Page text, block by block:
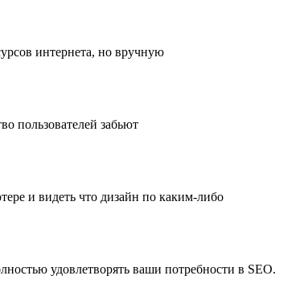
интернета, но вручную
пользователей забьют
и видеть что дизайн по каким-либо
удовлетворять ваши потребности в SEO.